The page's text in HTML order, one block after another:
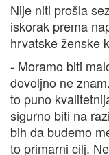
Nije niti prošla
iskorak prema
hrvatske ženske
- Moramo biti
dovoljno ne
to puno
sigurno biti na
bih da budemo
to primarni cilj.